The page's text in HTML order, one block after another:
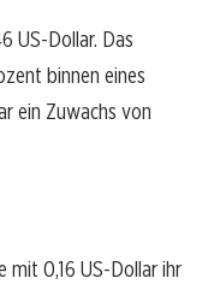
US-Dollar. Das
binnen eines
ein Zuwachs von
mit 0,16 US-Dollar ihr